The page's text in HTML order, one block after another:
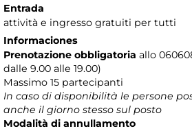
Entrada
attività e ingresso gratuiti per tutti
Informaciones
Prenotazione obbligatoria allo
dalle 9.00 alle 19.00)
Massimo 15 partecipanti
In caso di disponibilità le persone
anche il giorno stesso sul posto
Modalità di annullamento